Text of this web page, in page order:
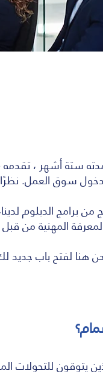
سوق العمل. نظرًا
من برامج الدبلوم
المهنية من قبل
لفتح باب جديد لك
يتوقون للتحولات